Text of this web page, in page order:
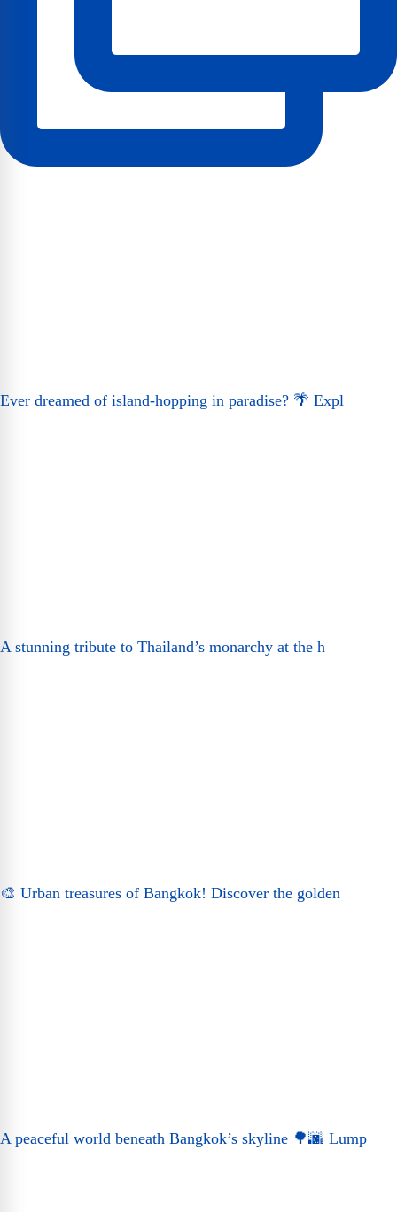
Ever dreamed of island-hopping in paradise? 🌴 Expl
A stunning tribute to Thailand’s monarchy at the h
🎨 Urban treasures of Bangkok! Discover the golden
A peaceful world beneath Bangkok’s skyline 🌳🌆 Lump